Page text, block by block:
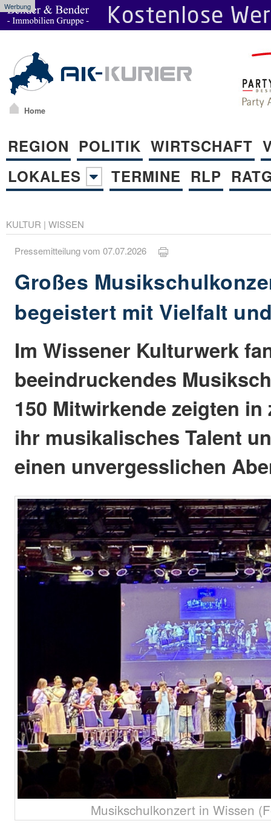
Werbung
Home
REGION POLITIK WIRTSCHAFT
LOKALES
TERMINE RLP
KULTUR | WISSEN
Pressemitteilung vom 07.07.2026
Großes
begeistert mit Vielfalt
Im Wissener Kulturwerk
beeindruckendes
150 Mitwirkende zeigten
ihr musikalisches Talent
einen unvergesslichen
Musikschulkonzert in Wissen